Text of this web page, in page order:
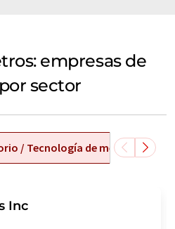
empresas de
sector
/ Tecnología de medición de
Inc